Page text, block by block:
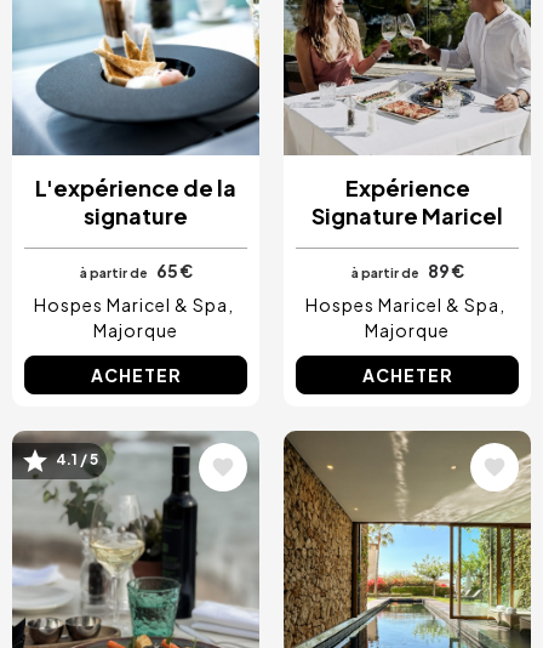
L'expérience de la
signature
à partir de
65 €
Hospes Maricel & Spa
Majorque
ACHETER
Expérience
Signature Maricel
à partir de
89 €
Hospes Maricel & Spa
Majorque
ACHETER
Image
4.1 / 5 Image